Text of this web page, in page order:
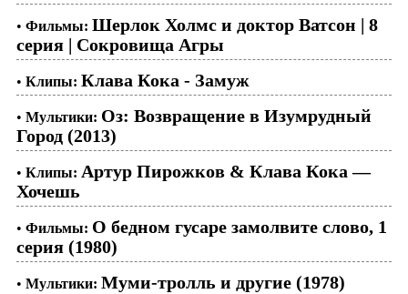
• Фильмы: Шерлок Холмс и доктор Ватсон | 8
серия | Сокровища Агры
• Клипы: Клава Кока - Замуж
• Мультики: Оз: Возвращение в Изумрудный
Город (2013)
• Клипы: Артур Пирожков & Клава Кока —
Хочешь
• Фильмы: О бедном гусаре замолвите слово, 1
серия (1980)
• Мультики: Муми-тролль и другие (1978)